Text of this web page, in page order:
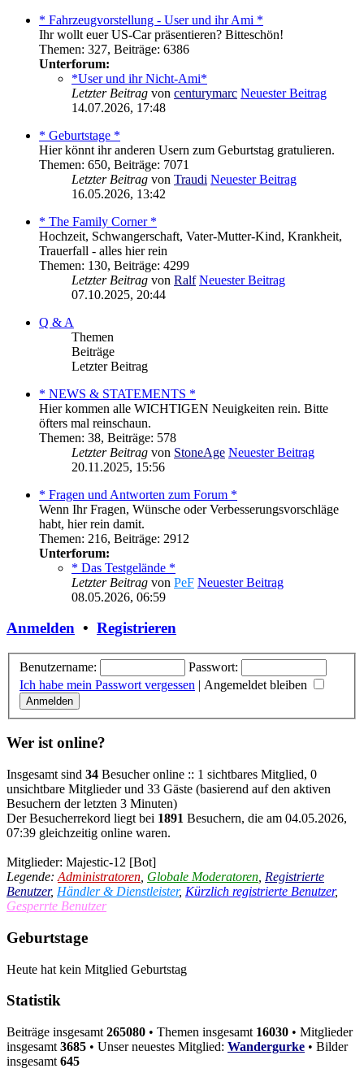
* Fahrzeugvorstellung - User und ihr Ami *
Ihr wollt euer US-Car präsentieren? Bitteschön!
Themen: 327, Beiträge: 6386
Unterforum:
*User und ihr Nicht-Ami*
Letzter Beitrag von centurymarc Neuester Beitrag
14.07.2026, 17:48
* Geburtstage *
Hier könnt ihr anderen Usern zum Geburtstag gratulieren.
Themen: 650, Beiträge: 7071
Letzter Beitrag von Traudi Neuester Beitrag
16.05.2026, 13:42
* The Family Corner *
Hochzeit, Schwangerschaft, Vater-Mutter-Kind, Krankheit,
Trauerfall - alles hier rein
Themen: 130, Beiträge: 4299
Letzter Beitrag von Ralf Neuester Beitrag
07.10.2025, 20:44
Q & A
Themen
Beiträge
Letzter Beitrag
* NEWS & STATEMENTS *
Hier kommen alle WICHTIGEN Neuigkeiten rein. Bitte
öfters mal reinschaun.
Themen: 38, Beiträge: 578
Letzter Beitrag von StoneAge Neuester Beitrag
20.11.2025, 15:56
* Fragen und Antworten zum Forum *
Wenn Ihr Fragen, Wünsche oder Verbesserungsvorschläge
habt, hier rein damit.
Themen: 216, Beiträge: 2912
Unterforum:
* Das Testgelände *
Letzter Beitrag von PeF Neuester Beitrag
08.05.2026, 06:59
Anmelden • Registrieren
Benutzername:
Passwort:
Ich habe mein Passwort vergessen | Angemeldet bleiben
Wer ist online?
Insgesamt sind 34 Besucher online :: 1 sichtbares Mitglied, 0
unsichtbare Mitglieder und 33 Gäste (basierend auf den aktiven
Besuchern der letzten 3 Minuten)
Der Besucherrekord liegt bei 1891 Besuchern, die am 04.05.2026,
07:39 gleichzeitig online waren.
Mitglieder: Majestic-12 [Bot]
Legende: Administratoren Globale Moderatoren Registrierte
Benutzer, Händler & Dienstleister, Kürzlich registrierte Benutzer,
Gesperrte Benutzer
Geburtstage
Heute hat kein Mitglied Geburtstag
Statistik
Beiträge insgesamt 265080 • Themen insgesamt 16030 • Mitglieder
insgesamt 3685 • Unser neuestes Mitglied: Wandergurke • Bilder
insgesamt 645